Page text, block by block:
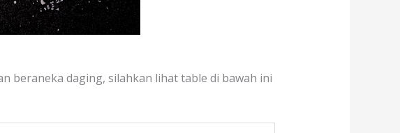
beraneka daging, silahkan lihat table di bawah ini